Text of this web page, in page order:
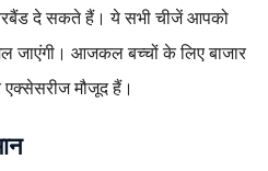
दे सकते हैं। ये सभी चीजें आपको
जाएंगी। आजकल बच्चों के लिए बाजार
मौजूद हैं।